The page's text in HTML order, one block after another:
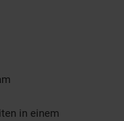
in einem